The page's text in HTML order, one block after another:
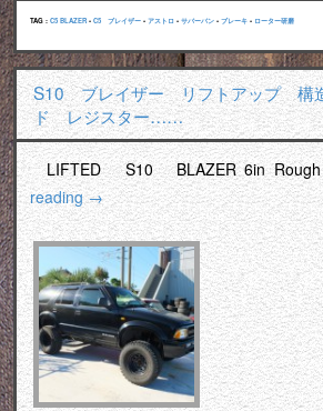
TAG : C5 BLAZER • C5 ブレイザー • アストロ • サバーバン • ブレーキ • ローター研磨
S10 ブレイザー リフトアップ 構
ド レジスター……
LIFTED S10 BLAZER 6in
reading→